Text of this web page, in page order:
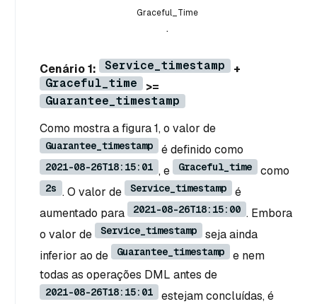
Graceful_Time
.
Cenário 1: Service_timestamp
+
Graceful_time
>=
Guarantee_timestamp
Como mostra a figura 1, o valor de
Guarantee_timestamp é definido como
2021-08-26T18:15:01 , e Graceful_time como
2s . O valor de Service_timestamp
é
aumentado para
2021-08-26T18:15:00 . Embora
o valor de
Service_timestamp
seja ainda
inferior ao de
Guarantee_timestamp
e nem
todas as operações DML antes de
2021-08-26T18:15:01
estejam concluídas, é